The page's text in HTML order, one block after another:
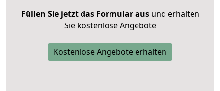
Füllen Sie jetzt das Formular ausund erhalten
Sie kostenlose Angebote
Kostenlose Angebote erhalten